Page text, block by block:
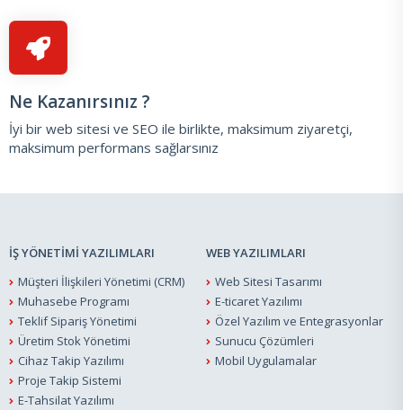
Ne Kazanırsınız ?
İyi bir web sitesi ve SEO ile birlikte, maksimum ziyaretçi,
maksimum performans sağlarsınız
İŞ YÖNETİMİ YAZILIMLARI
Müşteri İlişkileri Yönetimi (CRM)
Muhasebe Programı
Teklif Sipariş Yönetimi
Üretim Stok Yönetimi
Cihaz Takip Yazılımı
Proje Takip Sistemi
E-Tahsilat Yazılımı
WEB YAZILIMLARI
Web Sitesi Tasarımı
E-ticaret Yazılımı
Özel Yazılım ve Entegrasyonlar
Sunucu Çözümleri
Mobil Uygulamalar